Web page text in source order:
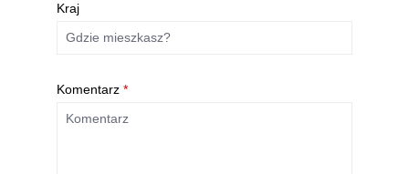
Kraj
Komentarz *